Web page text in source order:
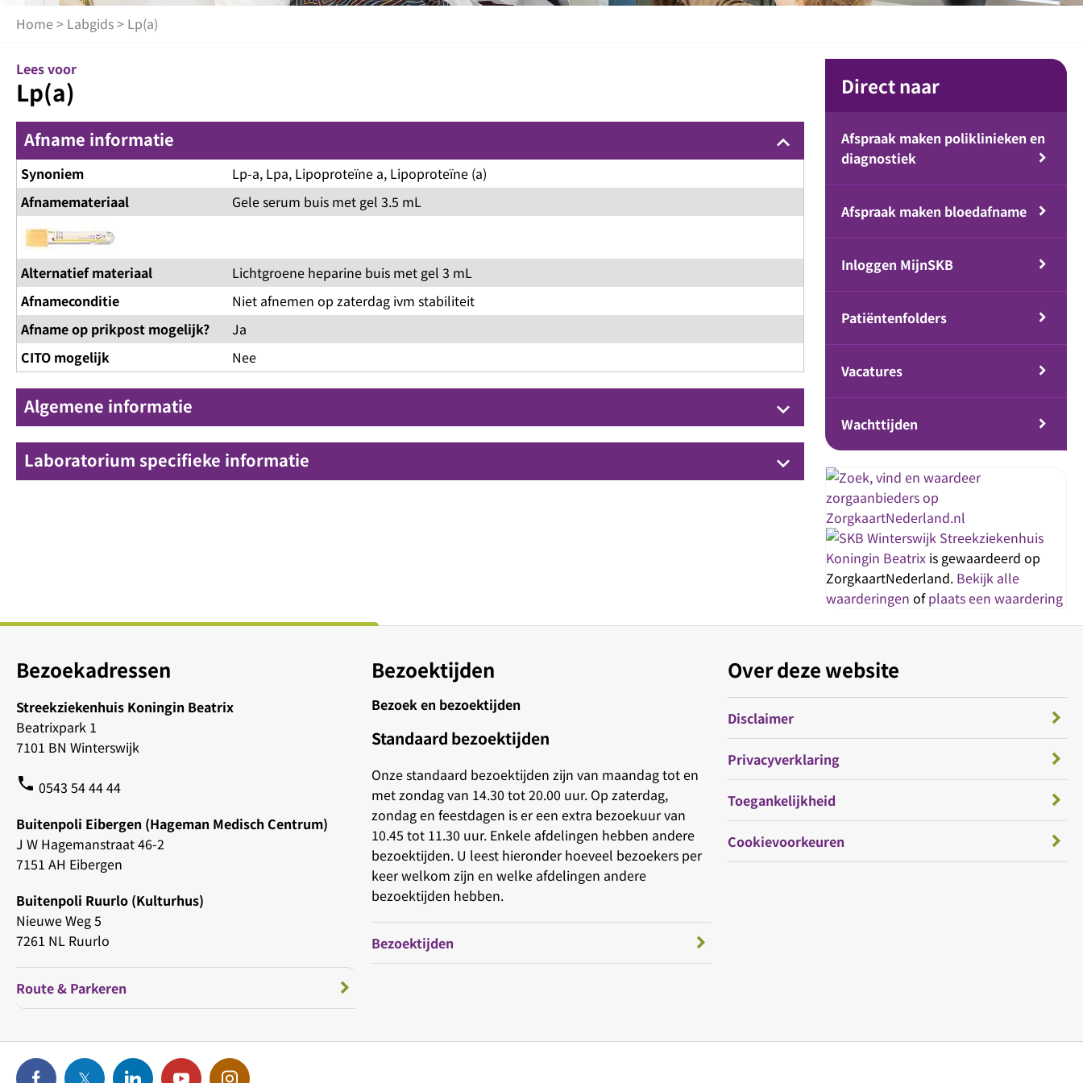
Home > Labgids> Lp(a)
Lees voor
Lp(a)
Afname informatie keyboard_arrow_up
Synoniem
Lp-a, Lpa, Lipoproteïne a, Lipoproteïne (a)
Afnamemateriaal
Gele serum buis met gel 3.5 mL
Alternatief materiaal
Lichtgroene heparine buis met gel 3 mL
Afnameconditie
Niet afnemen op zaterdag ivm stabiliteit
Afname op prikpost mogelijk?
Ja
CITO mogelijk
Nee
Algemene informatie keyboard_arrow_down
Laboratorium specifieke informatie keyboard_arrow_down
Direct naar
Afspraak maken poliklinieken en
diagnostiek
Afspraak maken bloedafname
Inloggen MijnSKB
Patiëntenfolders
Vacatures
Wachttijden
Streekziekenhuis
Koningin Beatrix is gewaardeerd op
ZorgkaartNederland. Bekijk alle
waarderingen ofplaats een waardering
Bezoekadressen
Streekziekenhuis Koningin Beatrix
Beatrixpark 1
7101 BN Winterswijk
phone 0543 54 44 44
Buitenpoli Eibergen (Hageman Medisch Centrum)
J W Hagemanstraat 46-2
7151 AH Eibergen
Buitenpoli Ruurlo (Kulturhus)
Nieuwe Weg 5
7261 NL Ruurlo
Route & Parkeren
Bezoektijden
Bezoek en bezoektijden
Standaard bezoektijden
Onze standaard bezoektijden zijn van maandag tot en
met zondag van 14.30 tot 20.00 uur. Op zaterdag,
zondag en feestdagen is er een extra bezoekuur van
10.45 tot 11.30 uur. Enkele afdelingen hebben andere
bezoektijden. U leest hieronder hoeveel bezoekers per
keer welkom zijn en welke afdelingen andere
bezoektijden hebben.
Bezoektijden
Over deze website
Disclaimer
Privacyverklaring
Toegankelijkheid
Cookievoorkeuren